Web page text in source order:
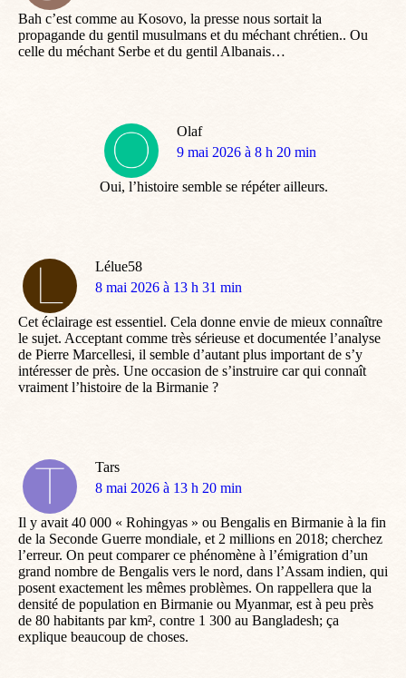
Bah c’est comme au Kosovo, la presse nous sortait la
propagande du gentil musulmans et du méchant chrétien.. Ou
celle du méchant Serbe et du gentil Albanais…
Olaf
dit
9 mai 2026 à 8 h 20 min
Oui, l’histoire semble se répéter ailleurs.
Lélue58
dit
8 mai 2026 à 13 h 31 min
Cet éclairage est essentiel. Cela donne envie de mieux connaître
le sujet. Acceptant comme très sérieuse et documentée l’analyse
de Pierre Marcellesi, il semble d’autant plus important de s’y
intéresser de près. Une occasion de s’instruire car qui connaît
vraiment l’histoire de la Birmanie ?
Tars
dit
8 mai 2026 à 13 h 20 min
Il y avait 40 000 « Rohingyas » ou Bengalis en Birmanie à la fin
de la Seconde Guerre mondiale, et 2 millions en 2018; cherchez
l’erreur. On peut comparer ce phénomène à l’émigration d’un
grand nombre de Bengalis vers le nord, dans l’Assam indien, qui
posent exactement les mêmes problèmes. On rappellera que la
densité de population en Birmanie ou Myanmar, est à peu près
de 80 habitants par km², contre 1 300 au Bangladesh; ça
explique beaucoup de choses.